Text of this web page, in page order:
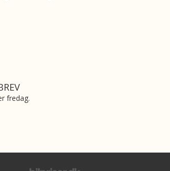
fredag.